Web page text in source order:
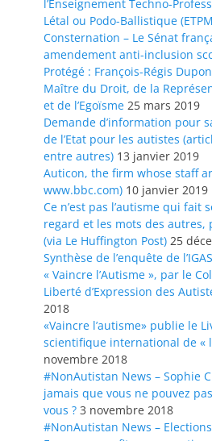
l’Enseignement Techno-
Létal ou Podo-Ballistique
Consternation – Le Sénat
amendement anti-inclusion
Protégé : François-Régis
Maître du Droit, de la
et de l’Egoïsme 25 mars 2019
Demande d’information pour
de l’Etat pour les autistes
entre autres) 13 janvier 2019
Auticon, the firm whose staff
www.bbc.com) 10 janvier 2019
Ce n’est pas l’autisme qui fait
regard et les mots des autres,
(via Le Huffington Post) 25
Synthèse de l’enquête de
« Vaincre l’Autisme », par le
Liberté d’Expression des
2018
«Vaincre l’autisme» publie le
scientifique international de «
novembre 2018
#NonAutistan News – Sophie
jamais que vous ne pouvez
vous ? 3 novembre 2018
#NonAutistan News –